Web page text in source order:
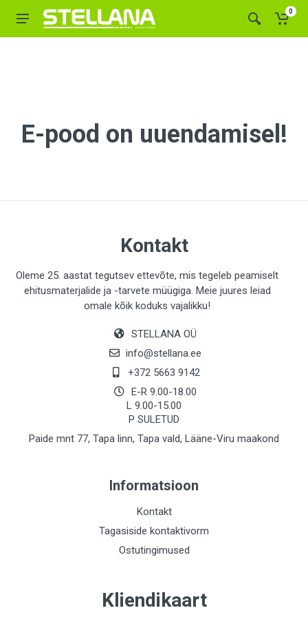
0
E-pood on uuendamisel!
Kontakt
Oleme 25. aastat tegutsev ettevõte, mis tegeleb peamiselt
ehitusmaterjalide ja -tarvete müügiga. Meie juures leiad
omale kõik koduks vajalikku!
STELLANA OÜ
info@stellana.ee
+372 5663 9142
E-R 9.00-18.00
L 9.00-15.00
P SULETUD
Paide mnt 77, Tapa linn, Tapa vald, Lääne-Viru maakond
Informatsioon
Kontakt
Tagasiside kontaktivorm
Ostutingimused
Kliendikaart